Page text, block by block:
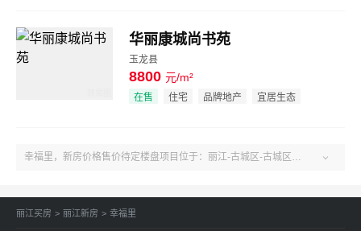
华丽康城尚书苑
玉龙县
8800 元/m²
在售 住宅 品牌地产 宜居生态
幸福里，新房价格售价待定楼盘项目位于：丽江-古城区-古城区丽江庆云东路与大丽路交汇处西南向。户型1-6室、建面42-212㎡。了解更多楼盘售楼电话、房价、户型、绿化率、周边配套、产权、物业、开发商等幸福里楼盘信息，关注吉屋丽江幸福里！ 
丽江买房 > 丽江新房 > 幸福里